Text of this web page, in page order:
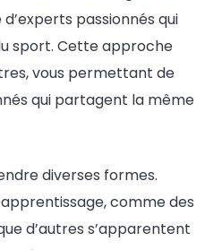
passionnés qui
sport. Cette approche
vous permettant de
qui partagent la même
diverses formes.
comme des
d’autres s’apparentent